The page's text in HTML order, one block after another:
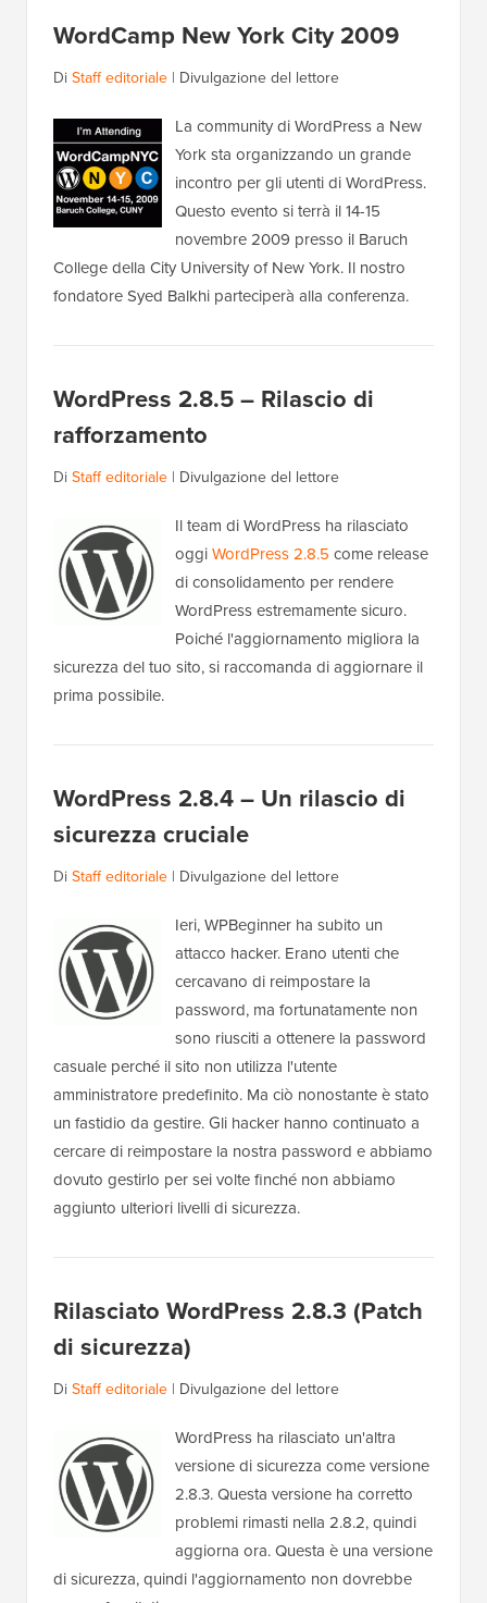
WordCamp New York City 2009
DiStaff editoriale | Divulgazione del lettore
La community di WordPress a New
York sta organizzando un grande
incontro per gli utenti di WordPress.
Questo evento si terrà il 14-15
novembre 2009 presso il Baruch
College della City University of New York. Il nostro
fondatore Syed Balkhi parteciperà alla conferenza.
WordPress 2.8.5 – Rilascio di
rafforzamento
DiStaff editoriale | Divulgazione del lettore
Il team di WordPress ha rilasciato
oggiWordPress 2.8.5 come release
di consolidamento per rendere
WordPress estremamente sicuro.
Poiché l'aggiornamento migliora la
sicurezza del tuo sito, si raccomanda di aggiornare il
prima possibile.
WordPress 2.8.4 – Un rilascio di
sicurezza cruciale
DiStaff editoriale | Divulgazione del lettore
Ieri, WPBeginner ha subito un
attacco hacker. Erano utenti che
cercavano di reimpostare la
password, ma fortunatamente non
sono riusciti a ottenere la password
casuale perché il sito non utilizza l'utente
amministratore predefinito. Ma ciò nonostante è stato
un fastidio da gestire. Gli hacker hanno continuato a
cercare di reimpostare la nostra password e abbiamo
dovuto gestirlo per sei volte finché non abbiamo
aggiunto ulteriori livelli di sicurezza.
Rilasciato WordPress 2.8.3 (Patch
di sicurezza)
DiStaff editoriale | Divulgazione del lettore
WordPress ha rilasciato un'altra
versione di sicurezza come versione
2.8.3. Questa versione ha corretto
problemi rimasti nella 2.8.2, quindi
aggiorna ora. Questa è una versione
di sicurezza, quindi l'aggiornamento non dovrebbe